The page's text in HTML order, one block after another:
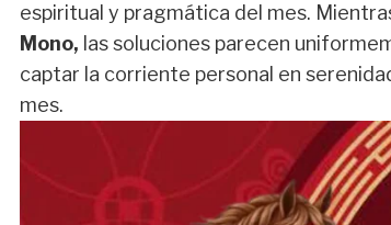
espiritual y pragmática del mes.
Mono, las soluciones parecen
captar la corriente personal en
mes.